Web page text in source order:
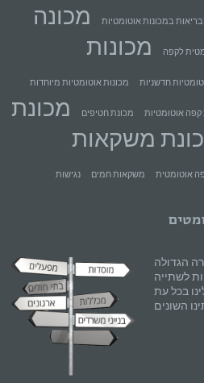
בריאות במכונות אוטומטיות
מכונה
לקפה
מכונות
חדשניות מכונות אוטומטיות מיוחדות
קפה אוטומטיות מכונת חטיפים
מכונת
משקאות
אוטומטית משקאות חמים נגישות
הגדולה
לשתייה
בכל עת